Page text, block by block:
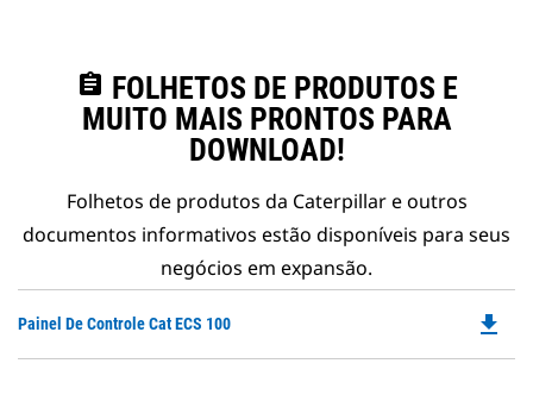
assignment FOLHETOS DE PRODUTOS E
MUITO MAIS PRONTOS PARA
DOWNLOAD!
Folhetos de produtos da Caterpillar e outros
documentos informativos estão disponíveis para seus
negócios em expansão.
Painel De Controle Cat ECS 100 file_download